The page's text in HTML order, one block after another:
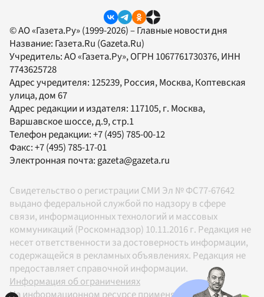
© АО «Газета.Ру» (1999-2026) – Главные новости дня
Название: Газета.Ru (Gazeta.Ru)
Учредитель:АО «Газета.Ру», ОГРН 1067761730376, ИНН
7743625728
Адрес учредителя: 125239, Россия, Москва, Коптевская
улица, дом 67
Адрес редакции и издателя: 117105, г. Москва,
Варшавское шоссе, д.9, стр.1
Телефон редакции:+7 (495) 785-00-12
Факс:+7 (495) 785-17-01
Электронная почта:gazeta@gazeta.ru
Свидетельство о регистрации СМИ Эл № ФС77-67642
выдано федеральной службой по надзору в сфере
связи, информационных технологий и массовых
коммуникаций (Роскомнадзор) 10.11.2016 г. Редакция не
несет ответственности за достоверность информации,
содержащейся в рекламных объявлениях. Редакция не
предоставляет справочной информации.
Информация об ограничениях